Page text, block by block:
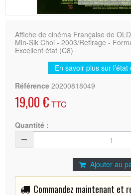
Affiche de cinéma Française de
Min-Sik Choi - 2003/Retirage -
Excellent état (C8)
En savoir plus sur
Référence 20200818049
19,00 € TTC
Quantité :
Ajouter au
Commandez maintenant et